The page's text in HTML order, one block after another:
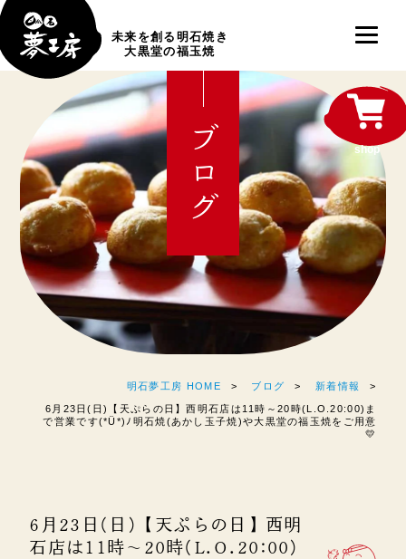
未来を創る明石焼き
大黒堂の福玉焼
ブログ
明石夢工房 HOME ブログ 新着情報
6月23日(日)【天ぷらの日】西明石店は11時～20時(L.O.20:00)ま
で営業です(*Ü*)ﾉ明石焼(あかし玉子焼)や大黒堂の福玉焼をご用意
💛
6月23日(日)【天ぷらの日】西明
石店は11時～20時(L.O.20:00)
shop